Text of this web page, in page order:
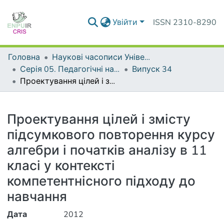
Увійти ISSN 2310-8290
Головна
Наукові часописи Університету
Серія 05. Педагогічні науки: реалії та перспективи
Випуск 34
Проектування цілей і змісту підсумкового повторення курсу алгебри і початків аналізу в 11 класі у контексті компетентнісного підходу до навчання
Проектування цілей і змісту
підсумкового повторення курсу
алгебри і початків аналізу в 11
класі у контексті
компетентнісного підходу до
навчання
Дата
2012